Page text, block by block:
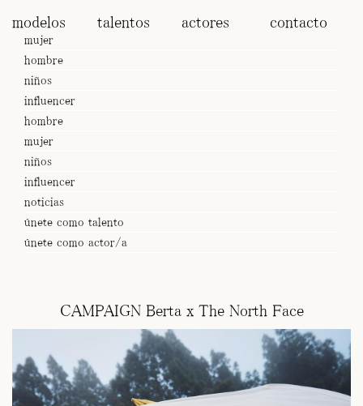
modelos talentos actores contacto
mujer
hombre
niños
influencer
hombre
mujer
niños
influencer
noticias
únete como talento
únete como actor/a
CAMPAIGN Berta x The North Face